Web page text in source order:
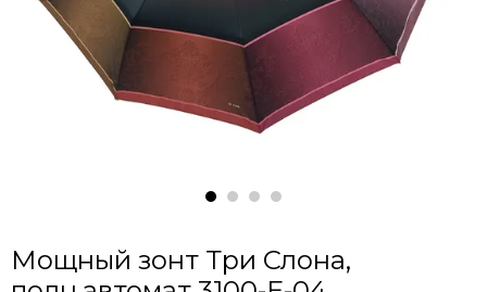
Мощный зонт Три Слона,